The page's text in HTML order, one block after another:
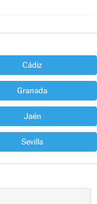
Cádiz
Granada
Jaén
Sevilla